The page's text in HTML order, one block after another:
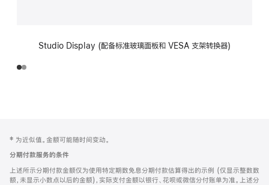
Studio Display (配备标准玻璃面板和 VESA 支架转换器)
页
页
脚
注
‡ 为近似值。金额可能随时间变动。
分期付款服务的条件
上述所示分期付款金额仅为使用特定期数免息分期付款估算得出的示例 (仅显示整数数
额，未显示小数点以后的金额)，实际支付金额以银行、花呗或微信分付账单为准。上述分